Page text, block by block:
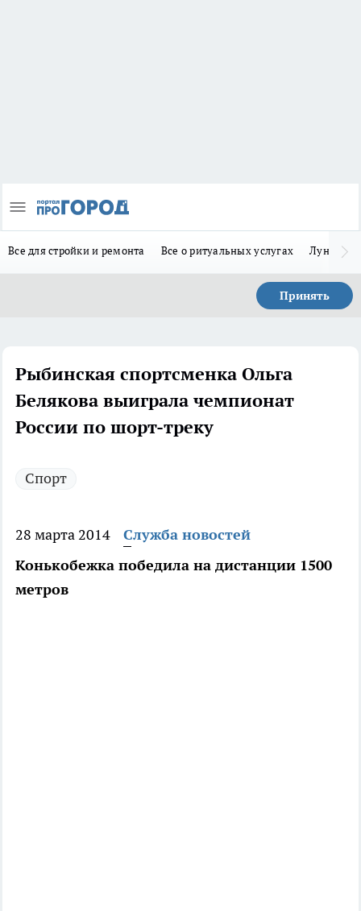
Все для стройки и ремонта Все о ритуальных услугах Лунно-
Принять
Рыбинская спортсменка Ольга
Белякова выиграла чемпионат
России по шорт-треку
Спорт
28 марта 2014
Служба новостей
Конькобежка победила на дистанции 1500
метров